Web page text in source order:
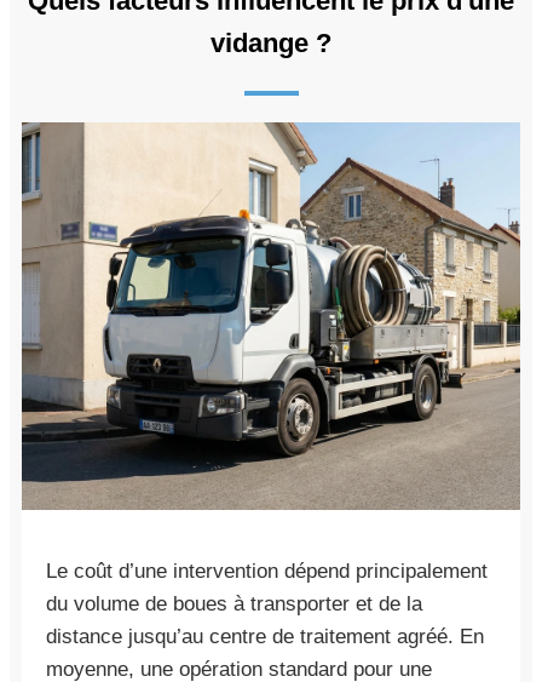
vidange ?
Le coût d’une intervention dépend principalement
du volume de boues à transporter et de la
distance jusqu’au centre de traitement agréé. En
moyenne, une opération standard pour une